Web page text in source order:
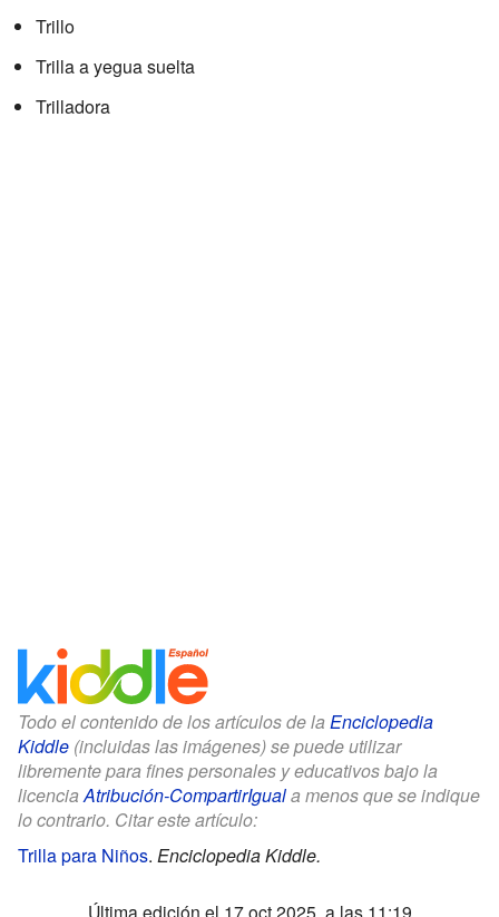
Trillo
Trilla a yegua suelta
Trilladora
Todo el contenido de los artículos de la Enciclopedia
Kiddle (incluidas las imágenes) se puede utilizar
libremente para fines personales y educativos bajo la
licenciaAtribución-CompartirIguala menos que se indique
lo contrario. Citar este artículo:
Trilla para Niños. Enciclopedia Kiddle.
Última edición el 17 oct 2025, a las 11:19